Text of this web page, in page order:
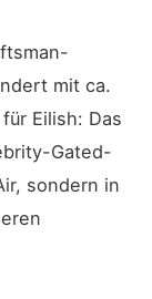
mit ca.
Eilish: Das
Gated-
sondern in